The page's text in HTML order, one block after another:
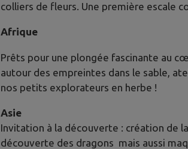
colliers de fleurs. Une première escale
Afrique
Prêts pour une plongée fascinante au
autour des empreintes dans le sable,
nos petits explorateurs en herbe !
Asie
Invitation à la découverte : création de
découverte des dragons mais aussi